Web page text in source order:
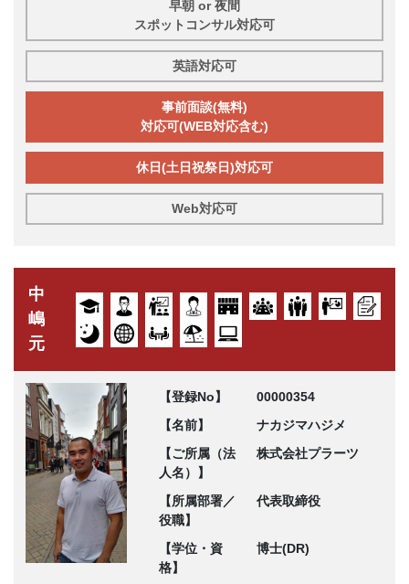
早朝 or 夜間
スポットコンサル対応可
英語対応可
事前面談(無料)
対応可(WEB対応含む)
休日(土日祝祭日)対応可
Web対応可
中
嶋
元
【登録No】
00000354
【名前】
ナカジマハジメ
【ご所属（法
人名）】
株式会社プラーツ
【所属部署／
役職】
代表取締役
【学位・資
格】
博士(DR)